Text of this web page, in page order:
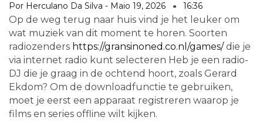
Por Herculano Da Silva - Maio 19, 2026 16:36
Op de weg terug naar huis vind je het leuker om
wat muziek van dit moment te horen. Soorten
radiozenders https://gransinoned.co.nl/games/die je
via internet radio kunt selecteren Heb je een radio-
DJ die je graag in de ochtend hoort, zoals Gerard
Ekdom? Om de downloadfunctie te gebruiken,
moet je eerst een apparaat registreren waarop je
films en series offline wilt kijken.